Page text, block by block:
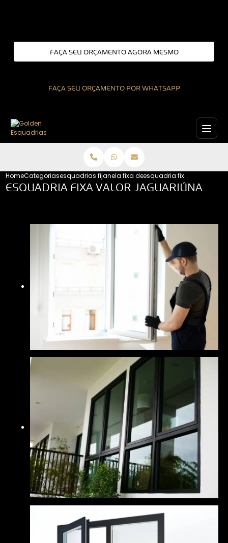
FAÇA SEU ORÇAMENTO AGORA MESMO
FAÇA SEU ORÇAMENTO POR WHATSAPP
HomeCategoriasesquadrias fixasjanela fixa de aluminioesquadria fixa valor
ESQUADRIA FIXA VALOR JAGUARIÚNA